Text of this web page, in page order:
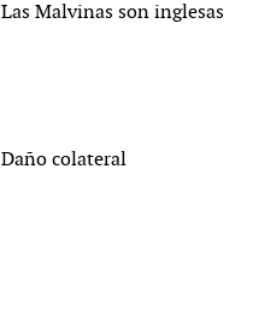
Las Malvinas son inglesas
Daño colateral